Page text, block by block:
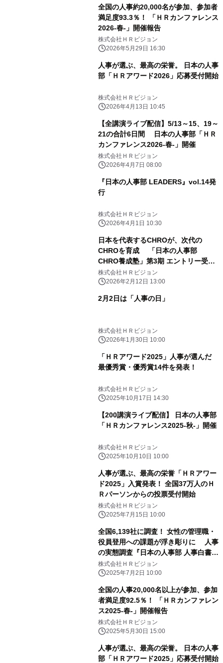
全国の人事約20,000名が参加、参加者
満足度93.3％！ 「ＨＲカンファレンス
2026-春-」開催報告
株式会社ＨＲビジョン
2026年5月29日 16:30
人事が選ぶ、最高の栄誉。 日本の人事
部「ＨＲアワード2026」応募受付開始
株式会社ＨＲビジョン
2026年4月13日 10:45
【全講演ライブ配信】5/13～15、19～
21の合計6日間 日本の人事部「ＨＲ
カンファレンス2026-春-」開催
株式会社ＨＲビジョン
2026年4月7日 08:00
『日本の人事部 LEADERS』vol.14発
行
株式会社ＨＲビジョン
2026年4月1日 10:30
日本を代表するCHROが、次代の
CHROを育成 「日本の人事部
CHRO養成塾」第3期 エントリー受付
中
株式会社ＨＲビジョン
2026年2月12日 13:00
2月2日は「人事の日」
株式会社ＨＲビジョン
2026年1月30日 10:00
「ＨＲアワード2025」人事が選んだ
最優秀賞・優秀賞14件を発表！
株式会社ＨＲビジョン
2025年10月17日 14:30
【200講演ライブ配信】 日本の人事部
「ＨＲカンファレンス2025-秋-」開催
株式会社ＨＲビジョン
2025年10月10日 10:00
人事が選ぶ、最高の栄誉「ＨＲアワー
ド2025」入賞発表！ 全国37万人のＨ
Ｒパーソンからの投票受付開始
株式会社ＨＲビジョン
2025年7月15日 10:00
全国6,139社に調査！ 女性の管理職・
役員登用への課題が浮き彫りに 人事
の実態調査『日本の人事部 人事白書
2025』発刊
株式会社ＨＲビジョン
2025年7月2日 10:00
全国の人事20,000名以上が参加、参加
者満足度92.5％！ 「ＨＲカンファレン
ス2025-春-」開催報告
株式会社ＨＲビジョン
2025年5月30日 15:00
人事が選ぶ、最高の栄誉。 日本の人事
部「ＨＲアワード2025」応募受付開始